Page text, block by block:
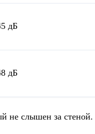
дБ
дБ
не слышен за стеной.